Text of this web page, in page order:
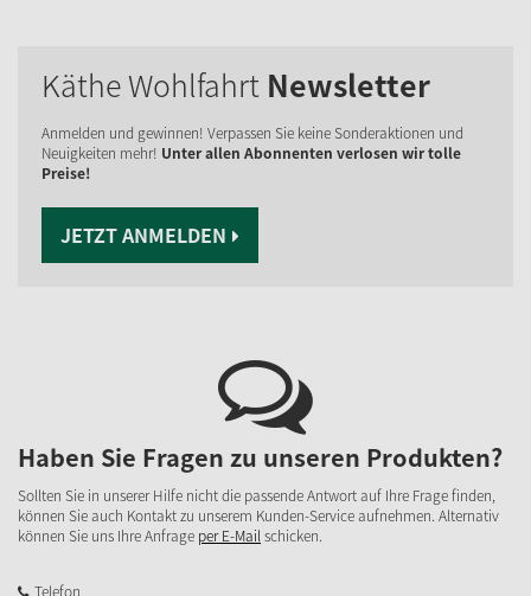
Käthe Wohlfahrt Newsletter
Anmelden und gewinnen! Verpassen Sie keine Sonderaktionen und
Neuigkeiten mehr! Unter allen Abonnenten verlosen wir tolle
Preise!
JETZT ANMELDEN
Haben Sie Fragen zu unseren Produkten?
Sollten Sie in unserer Hilfe nicht die passende Antwort auf Ihre Frage finden,
können Sie auch Kontakt zu unserem Kunden-Service aufnehmen. Alternativ
können Sie uns Ihre Anfrage per E-Mailschicken.
Telefon